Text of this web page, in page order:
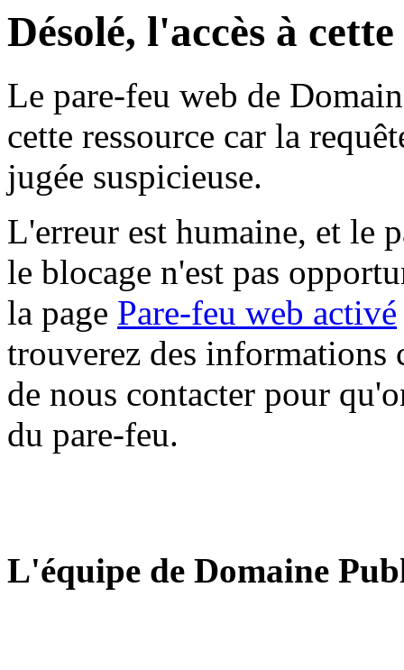
Désolé, l'accès à
Le pare-feu web de
cette ressource car la
jugée suspicieuse.
L'erreur est humaine, et le
le blocage n'est pas
la page Pare-feu web activé
trouverez des informations
de nous contacter pour
du pare-feu.
L'équipe de Domaine